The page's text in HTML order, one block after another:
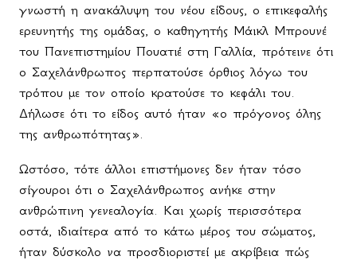
γνωστή η ανακάλυψη του νέου είδους, ο επικεφαλής
ερευνητής της ομάδας, ο καθηγητής Μάικλ Μπρουνέ
του Πανεπιστημίου Πουατιέ στη Γαλλία, πρότεινε ότι
ο Σαχελάνθρωπος περπατούσε όρθιος λόγω του
τρόπου με τον οποίο κρατούσε το κεφάλι του.
Δήλωσε ότι το είδος αυτό ήταν «ο πρόγονος όλης
της ανθρωπότητας».
Ωστόσο, τότε άλλοι επιστήμονες δεν ήταν τόσο
σίγουροι ότι ο Σαχελάνθρωπος ανήκε στην
ανθρώπινη γενεαλογία. Και χωρίς περισσότερα
οστά, ιδιαίτερα από το κάτω μέρος του σώματος,
ήταν δύσκολο να προσδιοριστεί με ακρίβεια πώς